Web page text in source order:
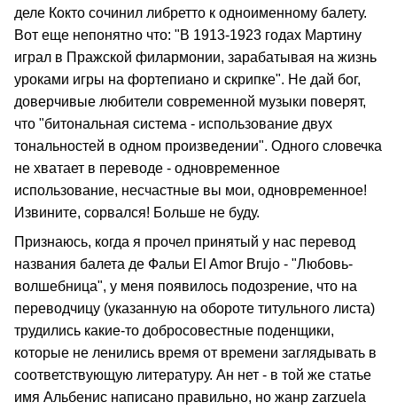
деле Кокто сочинил либретто к одноименному балету.
Вот еще непонятно что: "В 1913-1923 годах Мартину
играл в Пражской филармонии, зарабатывая на жизнь
уроками игры на фортепиано и скрипке". Не дай бог,
доверчивые любители современной музыки поверят,
что "битональная система - использование двух
тональностей в одном произведении". Одного словечка
не хватает в переводе - одновременное
использование, несчастные вы мои, одновременное!
Извините, сорвался! Больше не буду.
Признаюсь, когда я прочел принятый у нас перевод
названия балета де Фальи El Amor Brujo - "Любовь-
волшебница", у меня появилось подозрение, что на
переводчицу (указанную на обороте титульного листа)
трудились какие-то добросовестные поденщики,
которые не ленились время от времени заглядывать в
соответствующую литературу. Ан нет - в той же статье
имя Альбенис написано правильно, но жанр zarzuela